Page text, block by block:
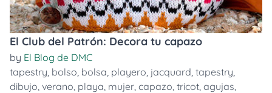
El Club del Patrón: Decora tu capazo
by El Blog de DMC
tapestry, bolso, bolsa, playero, jacquard, tapestry,
dibujo, verano, playa, mujer, capazo, tricot, agujas,